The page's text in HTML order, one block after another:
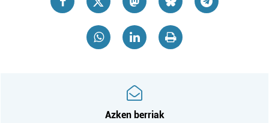
Azken berriak